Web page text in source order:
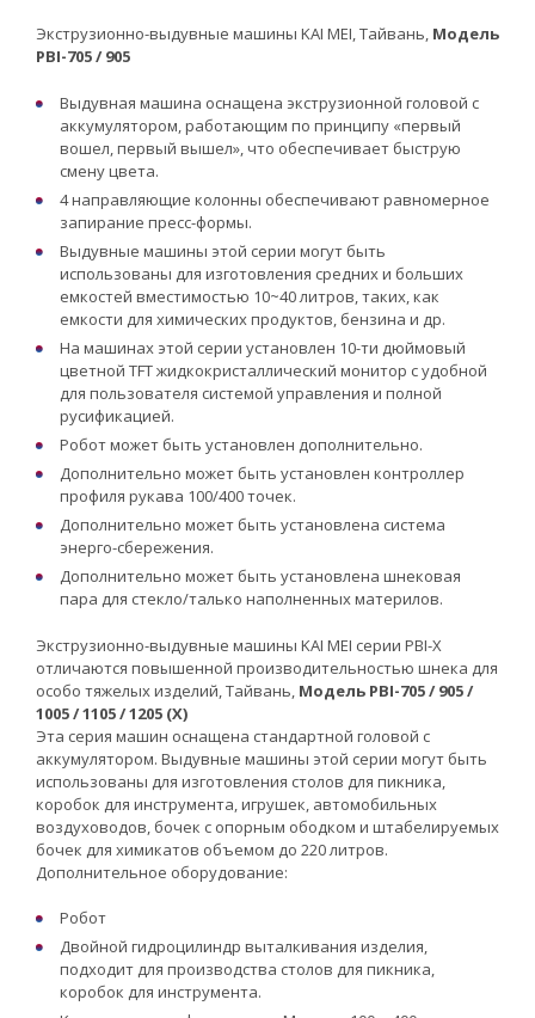
Экструзионно-выдувные машины KAI MEI, Тайвань, Модель
PBI-705 / 905
Выдувная машина оснащена экструзионной головой с
аккумулятором, работающим по принципу «первый
вошел, первый вышел», что обеспечивает быструю
смену цвета.
4 направляющие колонны обеспечивают равномерное
запирание пресс-формы.
Выдувные машины этой серии могут быть
использованы для изготовления средних и больших
емкостей вместимостью 10~40 литров, таких, как
емкости для химических продуктов, бензина и др.
На машинах этой серии установлен 10-ти дюймовый
цветной TFT жидкокристаллический монитор с удобной
для пользователя системой управления и полной
русификацией.
Робот может быть установлен дополнительно.
Дополнительно может быть установлен контроллер
профиля рукава 100/400 точек.
Дополнительно может быть установлена система
энерго-сбережения.
Дополнительно может быть установлена шнековая
пара для стекло/талько наполненных материлов.
Экструзионно-выдувные машины KAI MEI серии PBI-X
отличаются повышенной производительностью шнека для
особо тяжелых изделий, Тайвань, Модель PBI-705 / 905 /
1005 / 1105 / 1205 (X)
Эта серия машин оснащена стандартной головой с
аккумулятором. Выдувные машины этой серии могут быть
использованы для изготовления столов для пикника,
коробок для инструмента, игрушек, автомобильных
воздуховодов, бочек с опорным ободком и штабелируемых
бочек для химикатов объемом до 220 литров.
Дополнительное оборудование:
Робот
Двойной гидроцилиндр выталкивания изделия,
подходит для производства столов для пикника,
коробок для инструмента.